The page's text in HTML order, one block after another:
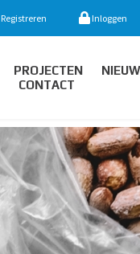
Registreren Inloggen
PROJECTEN
CONTACT